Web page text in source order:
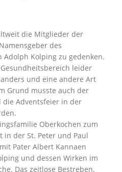
die Mitglieder der
des
Adolph Kolping zu gedenken.
leider
und eine andere Art
Grund musste auch der
die Adventsfeier in der
Oberkochen zum
in der St. Peter und Paul
Pater Albert Kannaen
und dessen Wirken im
Das zeitlose Bestreben,